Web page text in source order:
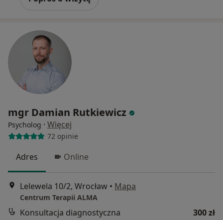
mgr Damian Rutkiewicz
Psycholog · Więcej
72 opinie
Adres Online
Lelewela 10/2, Wrocław • Mapa
Centrum Terapii ALMA
Konsultacja diagnostyczna
300 zł